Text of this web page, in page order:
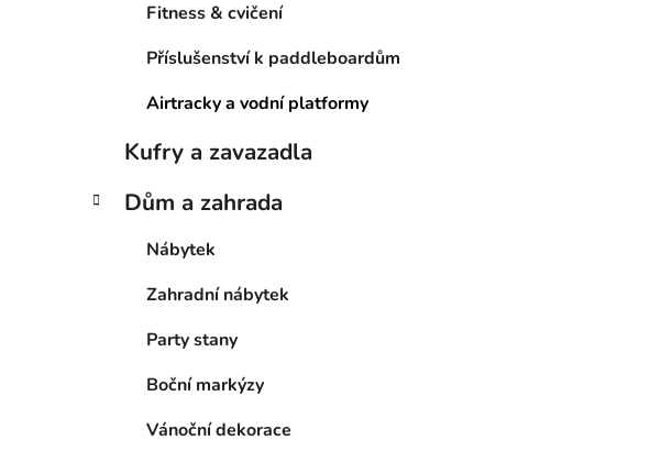
Fitness & cvičení
Příslušenství k paddleboardům
Airtracky a vodní platformy
Kufry a zavazadla
Dům a zahrada
Nábytek
Zahradní nábytek
Party stany
Boční markýzy
Vánoční dekorace